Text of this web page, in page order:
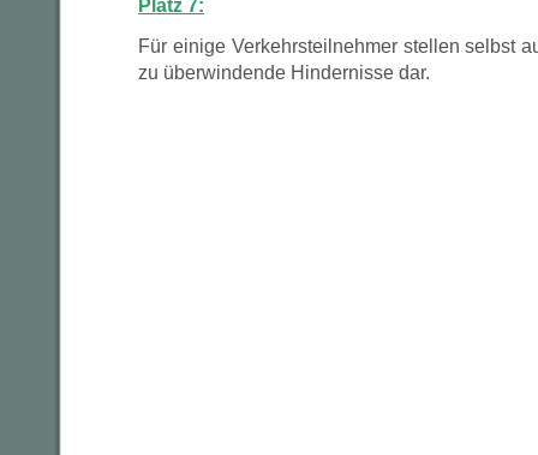
Platz 7:
Für einige Verkehrsteilnehmer stellen selbst
zu überwindende Hindernisse dar.